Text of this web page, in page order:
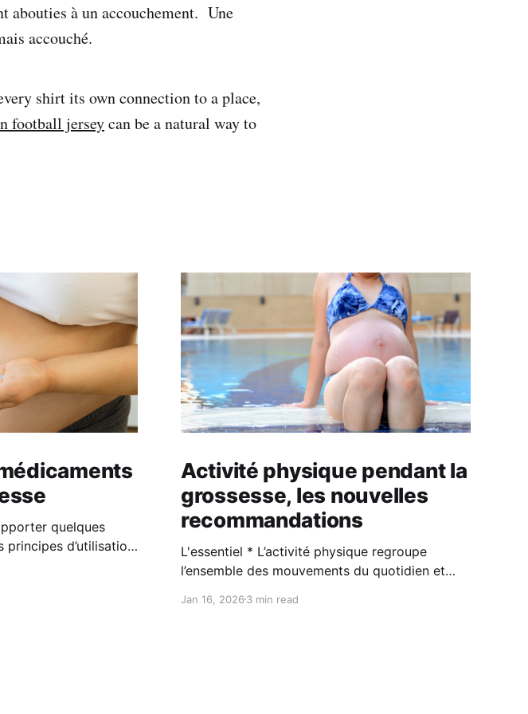
abouties à un accouchement. Une
accouché.
shirt its own connection to a place,
football jerseycan be a natural way to
quelques
d’utilisation
conseils d'un
Activité physique pendant la
grossesse, les nouvelles
recommandations
L'essentiel * L’activité physique regroupe
l’ensemble des mouvements du quotidien et
soutenue. * Elle est possible et bénéfique
Jan 16, 20263 min read